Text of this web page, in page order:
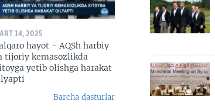
14, 2025
hayot - AQSh harbiy
tijoriy kemasozlikda
yetib olishga harakat
Barcha dasturlar